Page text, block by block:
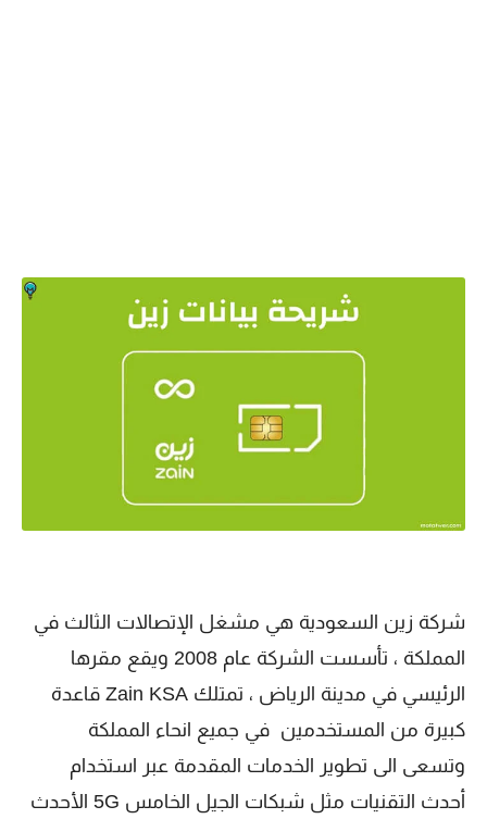
شركة زين السعودية هي مشغل الإتصالات الثالث في
المملكة ، تأسست الشركة عام 2008 ويقع مقرها
الرئيسي في مدينة الرياض ، تمتلك Zain KSA قاعدة
كبيرة من المستخدمين في جميع انحاء المملكة
وتسعى الى تطوير الخدمات المقدمة عبر استخدام
أحدث التقنيات مثل شبكات الجيل الخامس 5G الأحدث